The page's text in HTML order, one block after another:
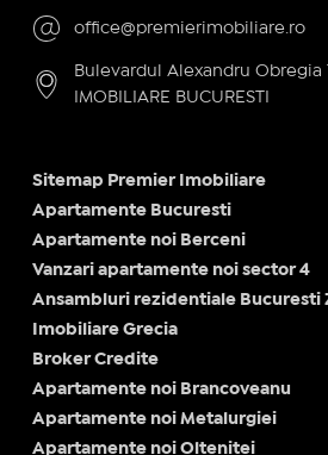
office@premierimobiliare.ro
Bulevardul Alexandru Obregia
IMOBILIARE BUCURESTI
Sitemap Premier Imobiliare
Apartamente Bucuresti
Apartamente noi Berceni
Vanzari apartamente noi sector 4
Ansambluri rezidentiale Bucuresti
Imobiliare Grecia
Broker Credite
Apartamente noi Brancoveanu
Apartamente noi Metalurgiei
Apartamente noi Oltenitei